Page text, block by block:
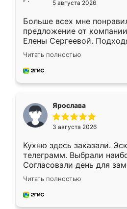
5 августа 2026
Больше всех мне
предложение от
Елены Сергеевой.
короткие сроки
для замера сотрудник
предложил по моему
Читать полностью
Ярослава
3 августа 2026
Кухню здесь заказали.
телеграмм. Выбрали
Согласовали день для
недели кухня была уже
довольны работой.
мебель за качественную
Читать полностью